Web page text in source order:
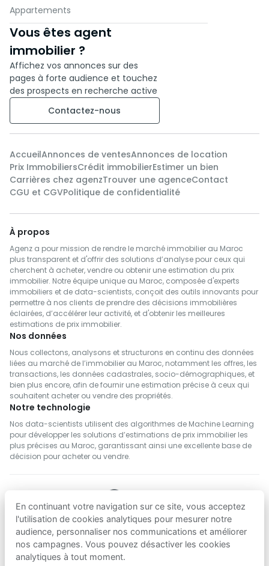
Appartements
Vous êtes agent
immobilier ?
Affichez vos annonces sur des
pages à forte audience et touchez
des prospects en recherche active
Contactez-nous
AccueilAnnonces de ventesAnnonces de location
Prix ImmobiliersCrédit immobilierEstimer un bien
Carrières chez agenzTrouver une agenceContact
CGU et CGVPolitique de confidentialité
À propos
Agenz a pour mission de rendre le marché immobilier au Maroc
plus transparent et d'offrir des solutions d’analyse pour ceux qui
cherchent à acheter, vendre ou obtenir une estimation du prix
immobilier. Notre équipe unique au Maroc, composée d'experts
immobiliers et de data-scientists, conçoit des outils innovants pour
permettre à nos clients de prendre des décisions immobilières
éclairées, d’accélérer leur activité, et d'obtenir les meilleures
estimations de prix immobilier.
Nos données
Nous collectons, analysons et structurons en continu des données
liées au marché de l’immobilier au Maroc, notamment les offres, les
transactions, les données cadastrales, socio-démographiques, et
bien plus encore, afin de fournir une estimation précise à ceux qui
souhaitent acheter ou vendre des propriétés.
Notre technologie
Nos data-scientists utilisent des algorithmes de Machine Learning
pour développer les solutions d’estimations de prix immobilier les
plus précises au Maroc, garantissant ainsi une excellente base de
décision pour acheter ou vendre.
SUIVEZ NOUS
Telecharger sur
App Store
Telecharger sur
En continuant votre navigation sur ce site, vous acceptez
l'utilisation de cookies analytiques pour mesurer notre
audience, personnaliser nos communications et améliorer
nos campagnes. Vous pouvez désactiver les cookies
analytiques à tout moment.